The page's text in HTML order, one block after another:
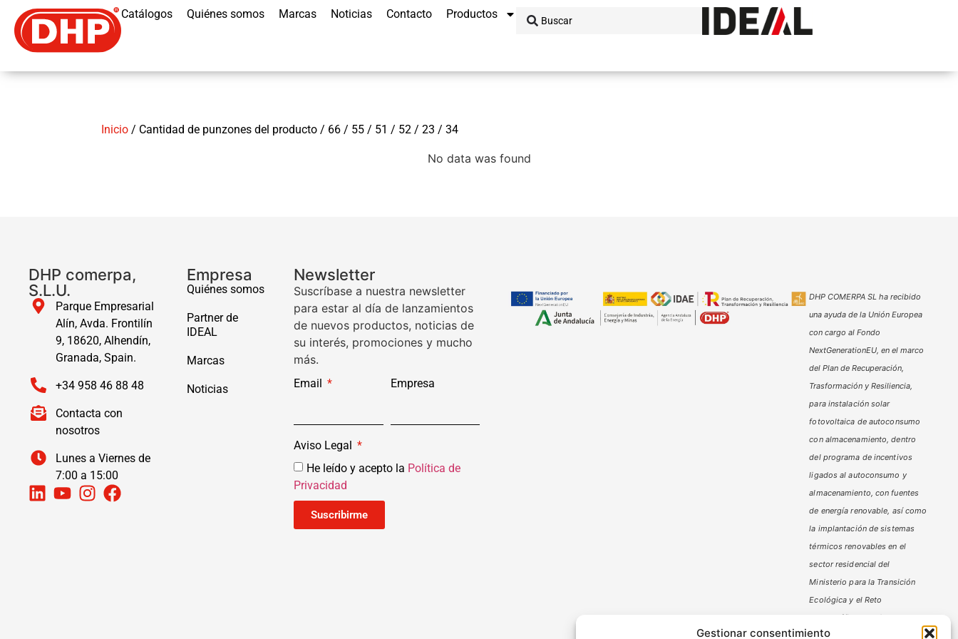
Gestionar consentimiento
Catálogos Quiénes somos Marcas Noticias Contacto Productos
Inicio / Cantidad de punzones del producto / 66 / 55 / 51 / 52 / 23 / 34
No data was found
DHP comerpa,
S.L.U.
Parque Empresarial
Alín, Avda. Frontilín
9, 18620, Alhendín,
Granada, Spain.
+34 958 46 88 48
Contacta con
nosotros
Lunes a Viernes de
7:00 a 15:00
Empresa
Quiénes somos
Partner de
IDEAL
Marcas
Noticias
Newsletter
Suscríbase a nuestra newsletter
para estar al día de lanzamientos
de nuevos productos, noticias de
su interés, promociones y mucho
más.
Email Empresa
Aviso Legal
He leído y acepto la Política de
Privacidad
Suscribirme
DHP COMERPA SL ha recibido
una ayuda de la Unión Europea
con cargo al Fondo
NextGenerationEU, en el marco
del Plan de Recuperación,
Trasformación y Resiliencia,
para instalación solar
fotovoltaica de autoconsumo
con almacenamiento, dentro
del programa de incentivos
ligados al autoconsumo y
almacenamiento, con fuentes
de energía renovable, así como
la implantación de sistemas
térmicos renovables en el
sector residencial del
Ministerio para la Transición
Ecológica y el Reto
Demográfico,
gestionado por
la Junta de Andalucía, a través